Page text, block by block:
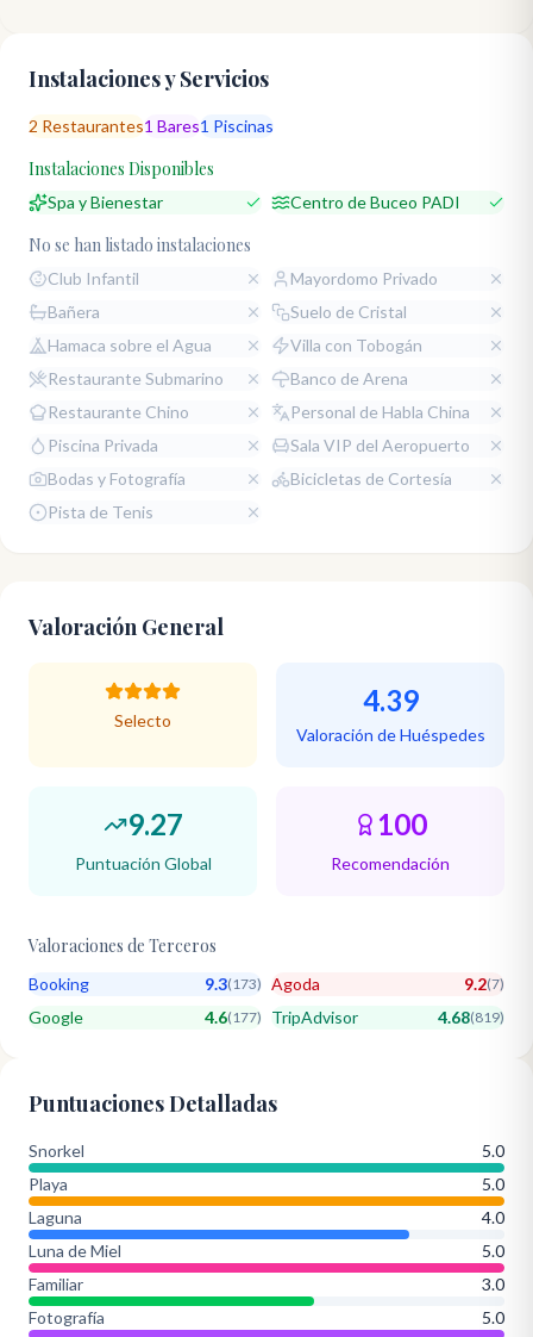
Instalaciones y Servicios
2 Restaurantes1 Bares1 Piscinas
Instalaciones Disponibles
Spa y Bienestar Centro de Buceo PADI
No se han listado instalaciones
Club Infantil
Mayordomo Privado
Bañera
Suelo de Cristal
Hamaca sobre el Agua
Villa con Tobogán
Restaurante Submarino
Banco de Arena
Restaurante Chino
Personal de Habla China
Piscina Privada
Sala VIP del Aeropuerto
Bodas y Fotografía
Bicicletas de Cortesía
Pista de Tenis
Valoración General
Selecto
4.39
Valoración de Huéspedes
9.27
Puntuación Global
100
Recomendación
Valoraciones de Terceros
Booking 9.3(173) Agoda 9.2(7)
Google 4.6(177) TripAdvisor 4.68(819)
Puntuaciones Detalladas
Snorkel
5.0
Playa
5.0
Laguna
4.0
Luna de Miel
5.0
Familiar
3.0
Fotografía
5.0